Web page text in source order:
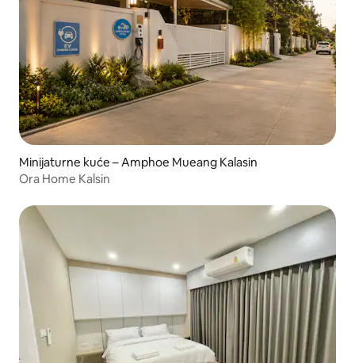
Minijaturne kuće – Amphoe Mueang Kalasin
Ora Home Kalsin